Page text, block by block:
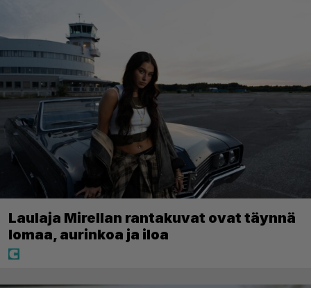
Laulaja Mirellan rantakuvat ovat täynnä
lomaa, aurinkoa ja iloa